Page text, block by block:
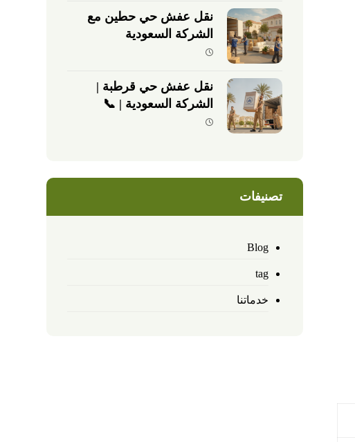
نقل عفش حي حطين مع
الشركة السعودية
نقل عفش حي قرطبة |
الشركة السعودية | 📞
0540026747
تصنيفات
Blog
tag
خدماتنا